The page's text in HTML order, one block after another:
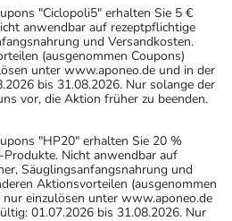
"Ciclopoli5" erhalten Sie 5 €
anwendbar auf rezeptpflichtige
und Versandkosten.
(ausgenommen Coupons)
unter www.aponeo.de und in der
bis 31.08.2026. Nur solange der
vor, die Aktion früher zu beenden.
"HP20" erhalten Sie 20 %
Nicht anwendbar auf
Säuglingsanfangsnahrung und
Aktionsvorteilen (ausgenommen
einzulösen unter www.aponeo.de
01.07.2026 bis 31.08.2026. Nur